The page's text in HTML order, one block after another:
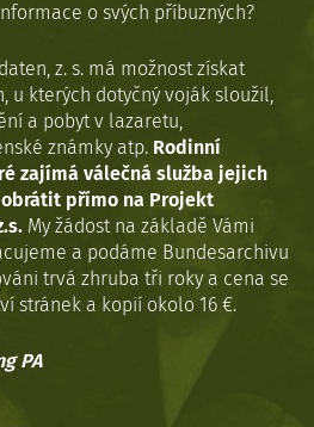
o svých příbuzných?
z. s. má možnost získat
u kterých dotyčný voják sloužil,
a pobyt v lazaretu,
známky atp. Rodinní
zajímá válečná služba jejich
přímo na Projekt
My žádost na základě Vámi
a podáme Bundesarchivu
trvá zhruba tři roky a cena se
stránek a kopií okolo 16 €.
PA